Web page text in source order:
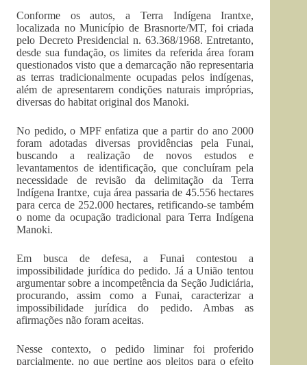
Conforme os autos, a Terra Indígena Irantxe,
localizada no Município de Brasnorte/MT, foi criada
pelo Decreto Presidencial n. 63.368/1968. Entretanto,
desde sua fundação, os limites da referida área foram
questionados visto que a demarcação não representaria
as terras tradicionalmente ocupadas pelos indígenas,
além de apresentarem condições naturais impróprias,
diversas do habitat original dos Manoki.
No pedido, o MPF enfatiza que a partir do ano 2000
foram adotadas diversas providências pela Funai,
buscando a realização de novos estudos e
levantamentos de identificação, que concluíram pela
necessidade de revisão da delimitação da Terra
Indígena Irantxe, cuja área passaria de 45.556 hectares
para cerca de 252.000 hectares, retificando-se também
o nome da ocupação tradicional para Terra Indígena
Manoki.
Em busca de defesa, a Funai contestou a
impossibilidade jurídica do pedido. Já a União tentou
argumentar sobre a incompetência da Seção Judiciária,
procurando, assim como a Funai, caracterizar a
impossibilidade jurídica do pedido. Ambas as
afirmações não foram aceitas.
Nesse contexto, o pedido liminar foi proferido
parcialmente, no que pertine aos pleitos para o efeito